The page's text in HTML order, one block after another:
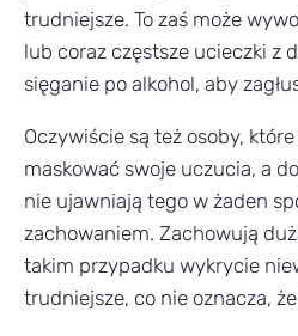
trudniejsze. To zaś może
lub coraz częstsze ucieczki z
sięganie po alkohol, aby
Oczywiście są też osoby,
maskować swoje uczucia, a
nie ujawniają tego w żaden
zachowaniem. Zachowują
takim przypadku wykrycie
trudniejsze, co nie oznacza,